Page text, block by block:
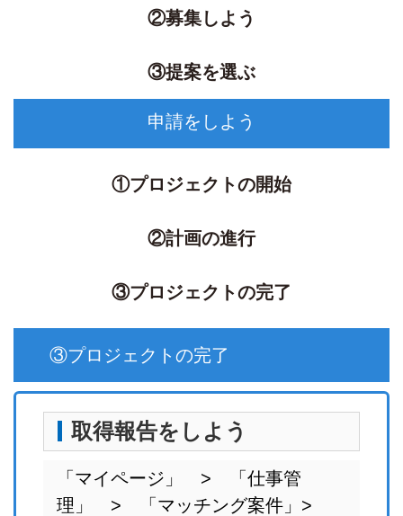
②募集しよう
③提案を選ぶ
申請をしよう
①プロジェクトの開始
②計画の進行
③プロジェクトの完了
③プロジェクトの完了
取得報告をしよう
「マイページ」 > 「仕事管
理」 > 「マッチング案件」>